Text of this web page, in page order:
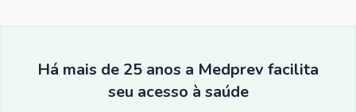
Há mais de 25 anos a Medprev facilita
seu acesso à saúde